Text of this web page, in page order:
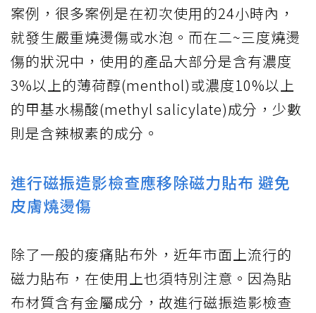
案例，很多案例是在初次使用的24小時內，
就發生嚴重燒燙傷或水泡。而在二~三度燒燙
傷的狀況中，使用的產品大部分是含有濃度
3%以上的薄荷醇(menthol)或濃度10%以上
的甲基水楊酸(methyl salicylate)成分，少數
則是含辣椒素的成分。
進行磁振造影檢查應移除磁力貼布 避免
皮膚燒燙傷
除了一般的痠痛貼布外，近年市面上流行的
磁力貼布，在使用上也須特別注意。因為貼
布材質含有金屬成分，故進行磁振造影檢查